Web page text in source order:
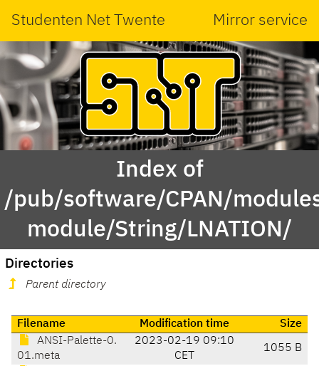
Studenten Net Twente Mirror service
Index of
/pub/software/CPAN/
module/String/LNATION/
Directories
Parent directory
Filename Modification time
Size
ANSI-Palette-0.
01.meta
2023-02-19 09:10
CET
1055 B